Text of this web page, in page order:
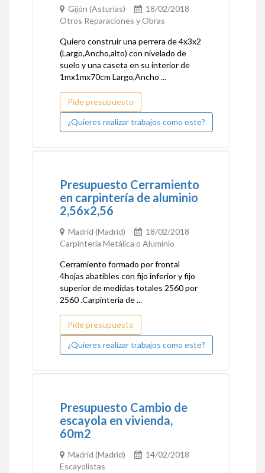
Gijón (Asturias)
18/02/2018
Otros Reparaciones y Obras
Quiero construir una perrera de 4x3x2
(Largo,Ancho,alto) con nivelado de
suelo y una caseta en su interior de
1mx1mx70cm Largo,Ancho ...
Pide presupuesto
¿Quieres realizar trabajos como este?
Presupuesto Cerramiento
en carpintería de aluminio
2,56x2,56
Madrid (Madrid)
18/02/2018
Carpintería Metálica o Aluminio
Cerramiento formado por frontal
4hojas abatibles con fijo inferior y fijo
superior de medidas totales 2560 por
2560 .Carpinteria de ...
Pide presupuesto
¿Quieres realizar trabajos como este?
Presupuesto Cambio de
escayola en vivienda,
60m2
Madrid (Madrid)
14/02/2018
Escayolistas